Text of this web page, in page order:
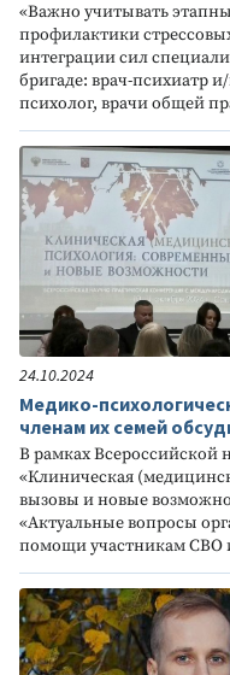
«Важно учитывать
профилактики
интеграции сил
бригаде: врач-психиатр
психолог, врачи общей
24.10.2024
Медико-
членам их семей
В рамках Всероссийской
«Клиническая
вызовы и новые
«Актуальные вопросы
помощи участникам СВО